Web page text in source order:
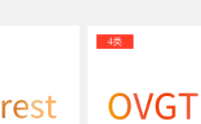
4类